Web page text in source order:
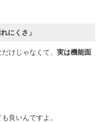
にくさ」
けじゃなくて、 実は機能面
良いんですよ。